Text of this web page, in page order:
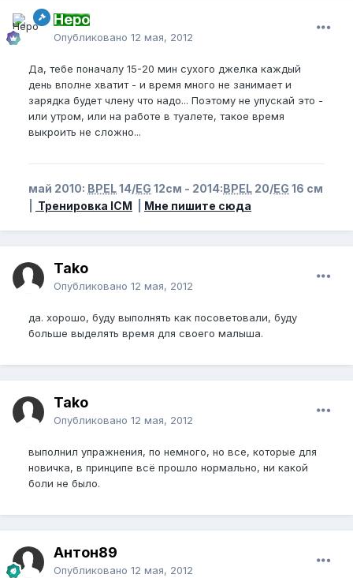
Неро
Опубликовано 12 мая, 2012
Да, тебе поначалу 15-20 мин сухого джелка каждый
день вполне хватит - и время много не занимает и
зарядка будет члену что надо... Поэтому не упускай это -
или утром, или на работе в туалете, такое время
выкроить не сложно...
май 2010: BPEL14/EG 12см - 2014:BPEL 20/EG 16 см
Тренировка ICM Мне пишите сюда
Tako
Опубликовано 12 мая, 2012
да. хорошо, буду выполнять как посоветовали, буду
больше выделять время для своего малыша.
Tako
Опубликовано 12 мая, 2012
выполнил упражнения, по немного, но все, которые для
новичка, в принципе всё прошло нормально, ни какой
боли не было.
Антон89
Опубликовано 12 мая, 2012